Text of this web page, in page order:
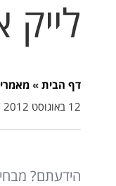
דף הבית »
12 באוגוסט 2012
הידעתם?